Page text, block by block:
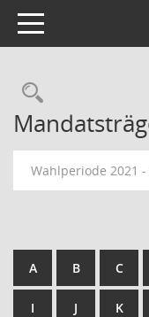
Toggle navigation
Wahlperiode 2021 -
A B C
I J K